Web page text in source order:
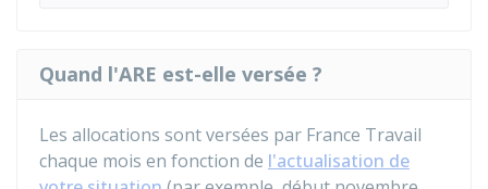
Quand l'ARE est-elle versée ?
Les allocations sont versées par France Travail
chaque mois en fonction de l'actualisation de